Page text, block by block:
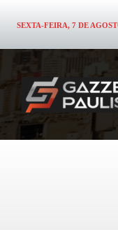
SEXTA-FEIRA, 7 DE